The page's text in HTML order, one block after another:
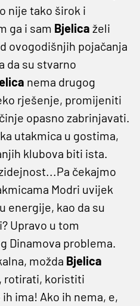
nije tako širok i
ga i sam Bjelica želi
ovogodišnjih pojačanja
da su stvarno
nema drugog
rješenje, promijeniti
opasno zabrinjavati.
utakmica u gostima,
klubova biti ista.
čekajmo
Modri uvijek
energije, kao da su
Upravo u tom
Dinamova problema.
možda Bjelica
rotirati, koristiti
ima! Ako ih nema, e,